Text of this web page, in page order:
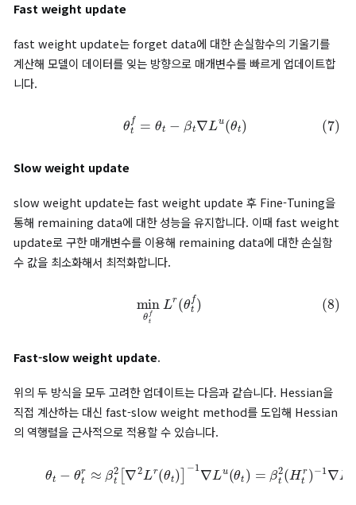
Hessian을 근사했지만, 이 근삿값이 고정되어 있어 언러닝 과정
오차가 누적되는 문제가 있었습니다.
Hessian 근사를 이용한 최적화 방법(R-on)
Hessian으로 언러닝할 방향을 조정하는 방식(implicit Hessian
approximation)의 문제를 해결하기 위해, 논문에서는 Hessian
접 계산하지 않고 이에 근사하는 값을 얻는 fast-slow weight
update방식을 제시합니다.
fast slow weight update는 언러닝을 수행하는 fast weight
update 방식과, 이에 따른 모델의 성능 저하를 최소화하는 slow
weight update 방식으로 나뉩니다. 모델은 fast weight
remaining data에 대한 모델의 성능을 유지하는 매개변수를 얻
다.